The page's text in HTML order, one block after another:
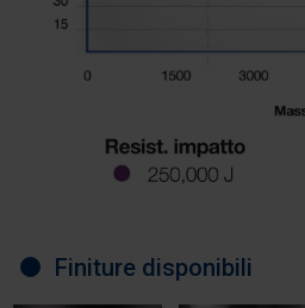
Finiture disponibili